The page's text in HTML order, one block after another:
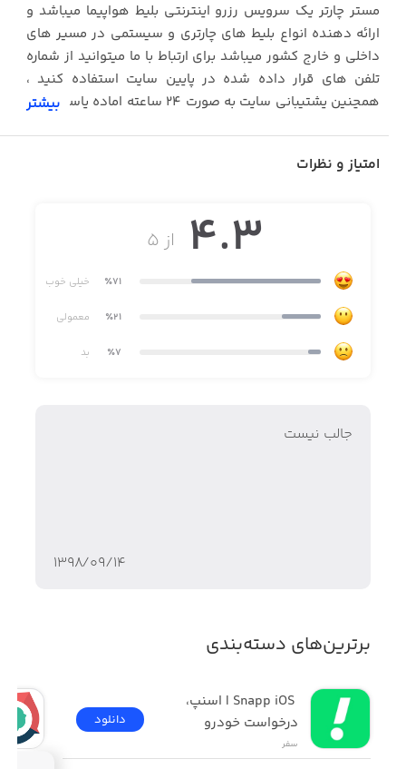
مستر چارتر یک سرویس رزرو اینترنتی بلیط هواپیما میباشد و
ارائه دهنده انواع بلیط های چارتری و سیستمی در مسیر های
داخلی و خارج کشور میباشد برای ارتباط با ما میتوانید از شماره
تلفن های قرار داده شده در پایین سایت استفاده کنید ،
همچنین پشتیبانی سایت به صورت 24 ساعته اماده پاسخگویی
فرمایید . (این مجموعه زیر نظر سازمان هواپیمایی کشوری
مستر چارتر سفری خوش را برای شما ارزومند است
بیشتر
امتیاز و نظرات
از ۵ 4.3
٪71 خیلی خوب
٪21 معمولی
٪7 بد
جالب نیست
۱۳۹۸/۰۹/۱۴
برترین‌های دسته‌بندی
درخواست خودرو
سفر
دانلود